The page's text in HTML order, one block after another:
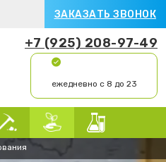
ЗАКАЗАТЬ ЗВОНОК
+7 (925) 208-97-49
ежедневно с 8 до 23